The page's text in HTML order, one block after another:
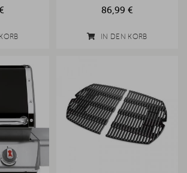
86,99 €
IN DEN KORB